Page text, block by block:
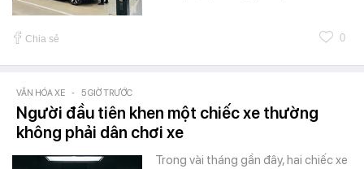
Chia sẻ 0
VĂN HÓA XE - 5 GIỜ TRƯỚC
Người đầu tiên khen một chiếc xe thường
không phải dân chơi xe
Trong vài tháng gần đây, hai chiếc xe